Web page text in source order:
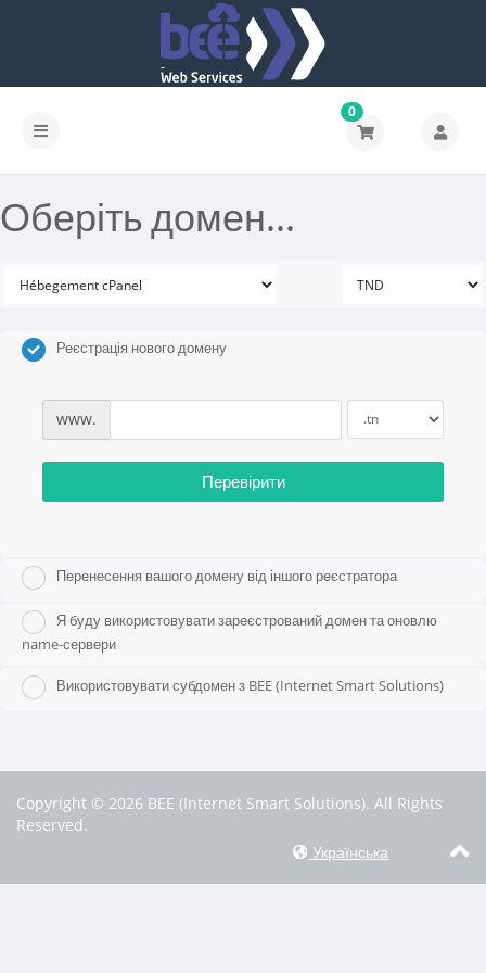
0
Оберіть домен...
Реєстрація нового домену
www.
Перевірити
Перенесення вашого домену від іншого реєстратора
Я буду використовувати зареєстрований домен та оновлю
name-сервери
Використовувати субдомен з BEE (Internet Smart Solutions)
Copyright © 2026 BEE (Internet Smart Solutions). All Rights
Reserved.
Українська